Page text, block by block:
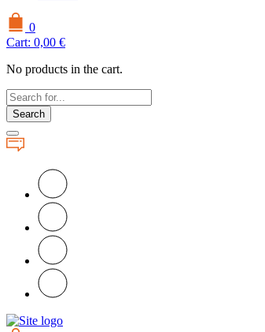
0
Cart: 0,00 €
No products in the cart.
Search